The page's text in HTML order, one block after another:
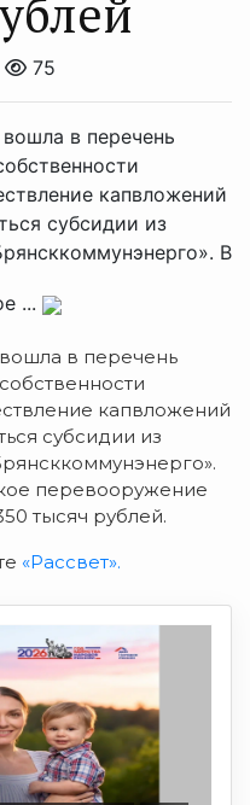
75
в перечень
капвложений
субсидии из
В
...
в перечень
капвложений
субсидии из
перевооружение
тысяч рублей.
«Рассвет».